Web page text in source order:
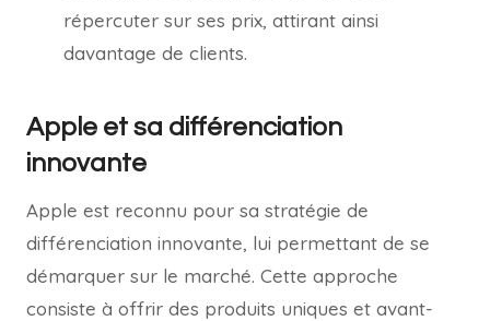
répercuter sur ses prix, attirant ainsi
davantage de clients.
Apple et sa différenciation
innovante
Apple est reconnu pour sa stratégie de
différenciation innovante, lui permettant de se
démarquer sur le marché. Cette approche
consiste à offrir des produits uniques et avant-